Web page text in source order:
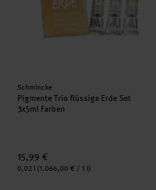
Hersteller:
Schmincke
Pigmente Trio flüssige Erde Set
3x5ml Farben
15,99 €
Inhalt:
0,02 l (1.066,00 € / 1 l)